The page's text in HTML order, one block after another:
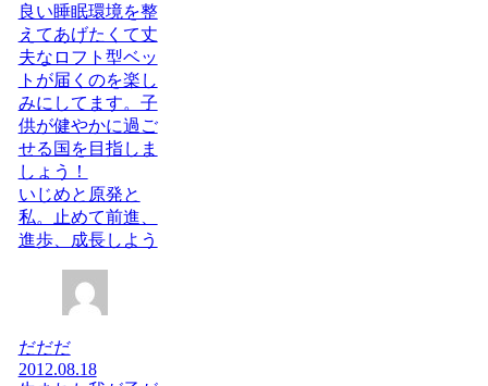
良い睡眠環境を整
えてあげたくて丈
夫なロフト型ベッ
トが届くのを楽し
みにしてます。子
供が健やかに過ご
せる国を目指しま
しょう！
いじめと原発と
私。止めて前進、
進歩、成長しよう
だだだ
2012.08.18